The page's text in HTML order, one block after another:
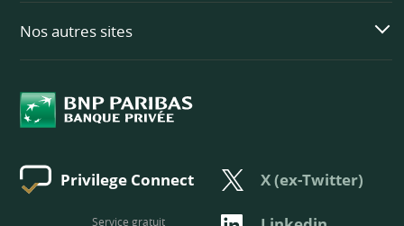
Nos autres sites
Privilege Connect
Service gratuit
X (ex-Twitter)